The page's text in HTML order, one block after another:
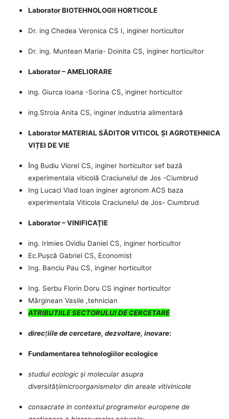
Laborator BIOTEHNOLOGII HORTICOLE
Dr. ing Chedea Veronica CS I, inginer horticultor
Dr. ing. Muntean Maria- Doinita CS, inginer horticultor
Laborator – AMELIORARE
ing. Giurca Ioana -Sorina CS, inginer horticultor
ing.Stroia Anita CS, inginer industria alimentară
Laborator MATERIAL SĂDITOR VITICOL ȘI AGROTEHNICA
VIȚEI DE VIE
Ing Budiu Viorel CS, inginer horticultor sef bază
experimentala viticolă Craciunelul de Jos -Ciumbrud
Ing Lucaci Vlad Ioan inginer agronom ACS baza
experimentala Viticola Craciunelul de Jos- Ciumbrud
Laborator – VINIFICAŢIE
ing. Irimies Ovidiu Daniel CS, inginer horticultor
Ec.Pușcă Gabriel CS, Economist
Ing. Banciu Pau CS, inginer horticultor
Ing. Serbu Florin Doru CS inginer horticultor
Mărginean Vasile ,tehnician
ATRIBUTIILE SECTORULUI DE CERCETARE
direcțiile de cercetare, dezvoltare, inovare:
Fundamentarea tehnologiilor ecologice
studiul ecologic și molecular asupra
diversitățiimicroorganismelor din areale vitivinicole
consacrate in contextul programelor europene de